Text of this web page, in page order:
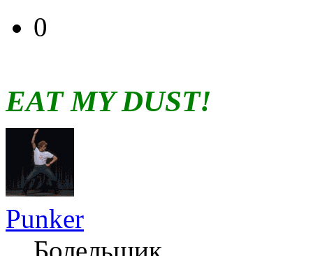
0
EAT MY DUST!
Punker
Болельщик